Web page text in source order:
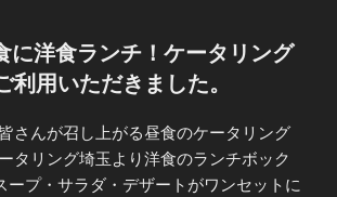
に洋食ランチ！ケータリング
利用いただきました。
さんが召し上がる昼食のケータリング
タリング埼玉より洋食のランチボック
ープ・サラダ・デザートがワンセットに